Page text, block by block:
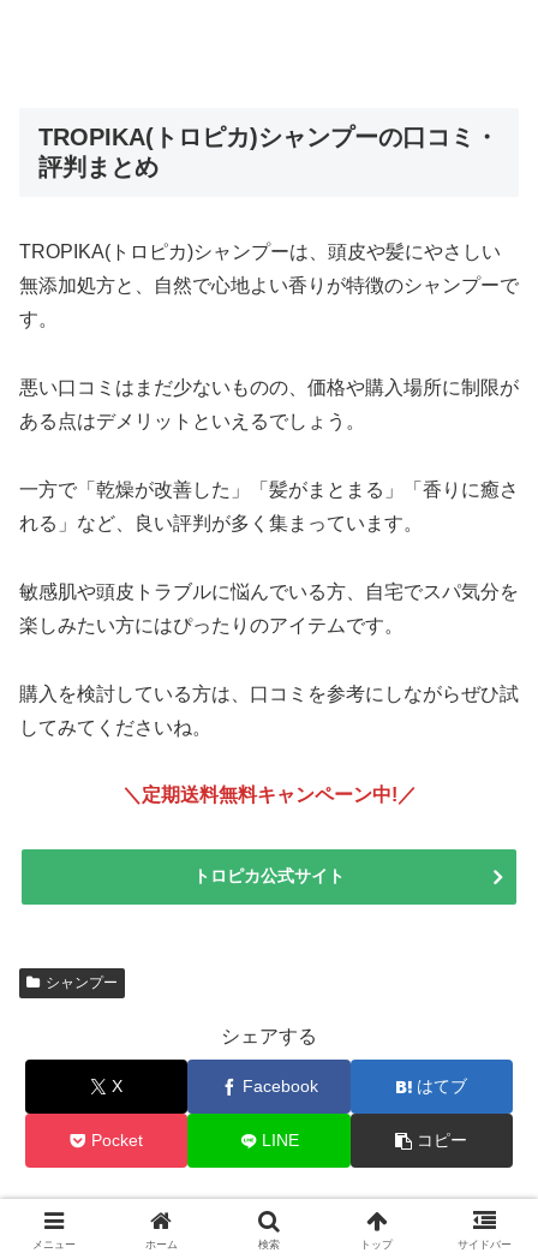
TROPIKA(トロピカ)シャンプーの口コミ・
評判まとめ
TROPIKA(トロピカ)シャンプーは、頭皮や髪にやさしい
無添加処方と、自然で心地よい香りが特徴のシャンプーで
す。
悪い口コミはまだ少ないものの、価格や購入場所に制限が
ある点はデメリットといえるでしょう。
一方で「乾燥が改善した」「髪がまとまる」「香りに癒さ
れる」など、良い評判が多く集まっています。
敏感肌や頭皮トラブルに悩んでいる方、自宅でスパ気分を
楽しみたい方にはぴったりのアイテムです。
購入を検討している方は、口コミを参考にしながらぜひ試
してみてくださいね。
＼定期送料無料キャンペーン中!／
トロピカ公式サイト
シャンプー
シェアする
X Facebook はてブ
Pocket LINE コピー
taniyuu42をフォローする
メニュー ホーム 検索 トップ サイドバー